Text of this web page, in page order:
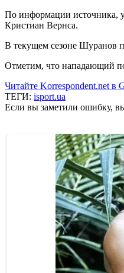
По информации источника,
Кристиан Вернса.
В текущем сезоне Шуранов
Отметим, что нападающий
Читайте Korrespondent.net в
ТЕГИ: isport.ua
Если вы заметили ошибку,